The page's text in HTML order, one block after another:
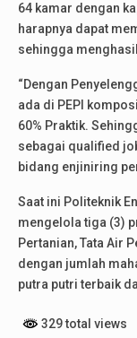
64 kamar dengan
harapnya dapat
sehingga
“Dengan
ada di PEPI
60% Praktik.
sebagai qualified
bidang enjiniring
Saat ini Politeknik
mengelola tiga (3)
Pertanian, Tata Air
dengan jumlah
putra putri terbaik
329 total views